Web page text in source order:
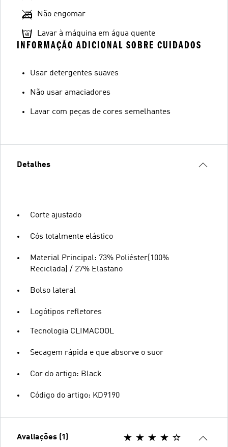
Não engomar
Lavar à máquina em água quente
INFORMAÇÃO ADICIONAL SOBRE CUIDADOS
Usar detergentes suaves
Não usar amaciadores
Lavar com peças de cores semelhantes
Detalhes
Corte ajustado
Cós totalmente elástico
Material Principal: 73% Poliéster(100%
Reciclada) / 27% Elastano
Bolso lateral
Logótipos refletores
Tecnologia CLIMACOOL
Secagem rápida e que absorve o suor
Cor do artigo: Black
Código do artigo: KD9190
Avaliações (1)